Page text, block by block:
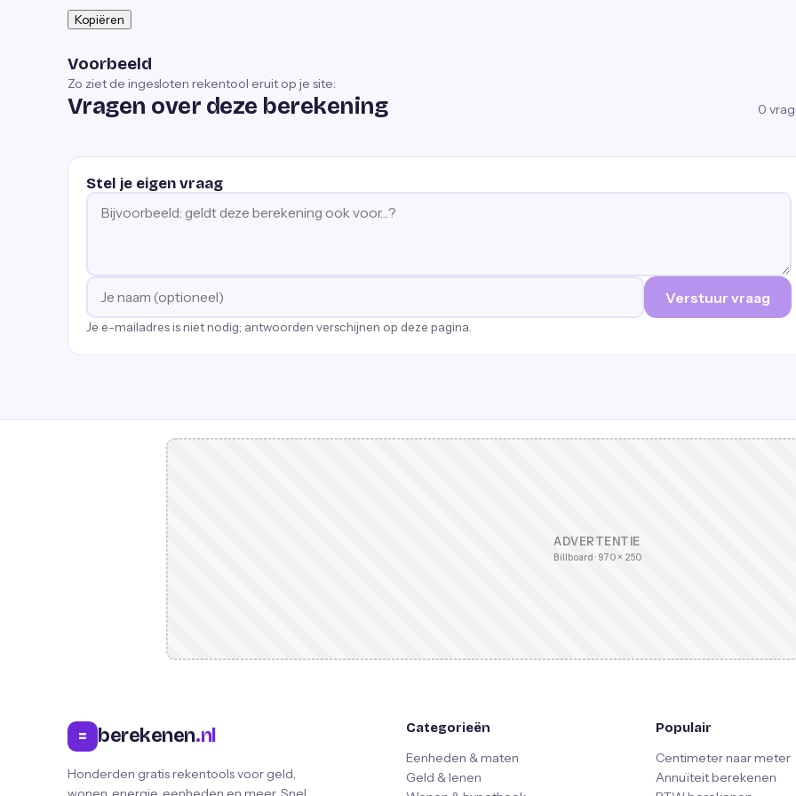
Kopiëren
Voorbeeld
Zo ziet de ingesloten rekentool eruit op je site:
Vragen over deze berekening 0
Stel je eigen vraag
Verstuur vraag
Je e-mailadres is niet nodig; antwoorden verschijnen op deze pagina.
ADVERTENTIE
Billboard · 970 × 250
= berekenen.nl
Honderden gratis rekentools voor geld,
Categorieën
Eenheden & maten
Geld & lenen
Populair
Centimeter naar meter
Annuïteit berekenen